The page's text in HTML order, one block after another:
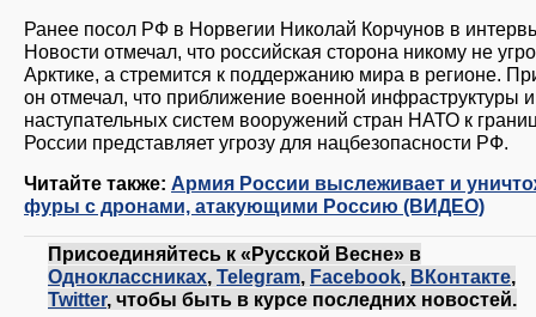
Ранее посол РФ в Норвегии Николай Корчунов в
Новости отмечал, что российская сторона никому не
Арктике, а стремится к поддержанию мира в регионе.
он отмечал, что приближение военной инфраструктуры и
наступательных систем вооружений стран НАТО к
России представляет угрозу для нацбезопасности РФ.
Читайте также: Армия России выслеживает и
фуры с дронами, атакующими Россию (ВИДЕО)
Присоединяйтесь к «Русской Весне» в
Одноклассниках, Telegram, Facebook, ВКонтакте,
Twitter, чтобы быть в курсе последних новостей.